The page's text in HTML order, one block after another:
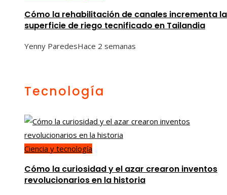
Cómo la rehabilitación de canales incrementa la
superficie de riego tecnificado en Tailandia
Yenny ParedesHace 2 semanas
Tecnología
Ciencia y tecnología
Cómo la curiosidad y el azar crearon inventos
revolucionarios en la historia